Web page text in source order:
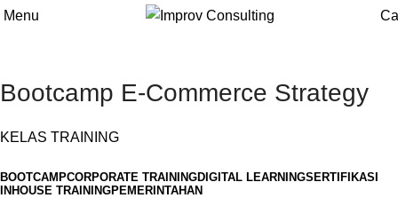
Menu
Bootcamp E-Commerce Strategy
KELAS TRAINING
BOOTCAMPCORPORATE TRAININGDIGITAL LEARNINGSERTIFIKASI
INHOUSE TRAININGPEMERINTAHAN